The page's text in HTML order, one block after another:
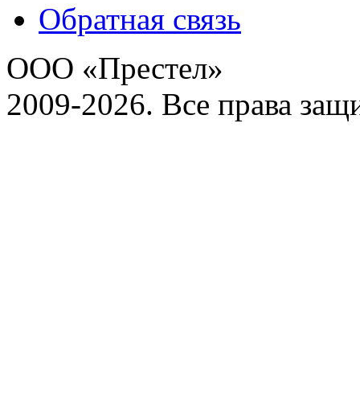
Обратная связь
ООО «Престел»
2009-2026. Все права